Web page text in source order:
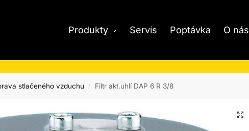
Produkty Servis Poptávka O nás
stlačeného vzduchu / Filtr akt.uhlí DAP 6 R 3/8